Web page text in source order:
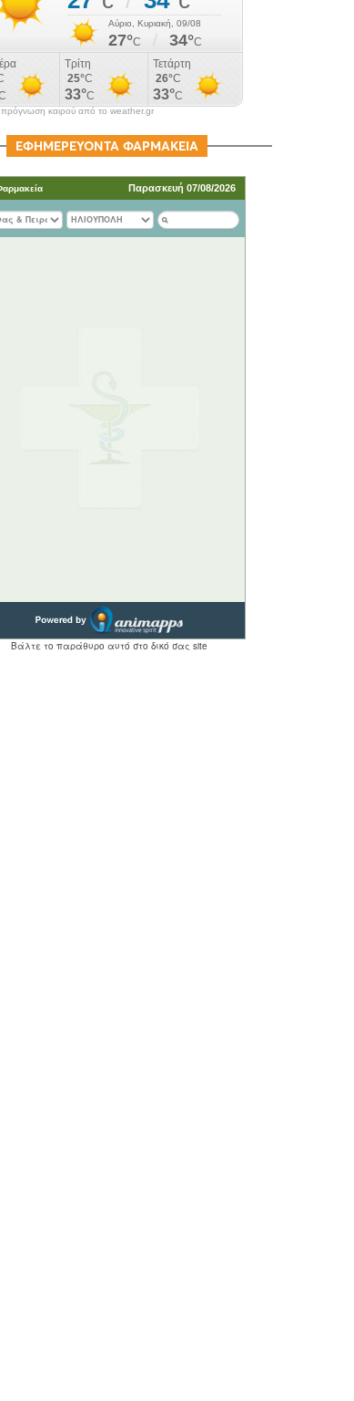
πρόγνωση καιρού από το weather.gr
ΕΦΗΜΕΡΕΥΟΝΤΑ ΦΑΡΜΑΚΕΙΑ